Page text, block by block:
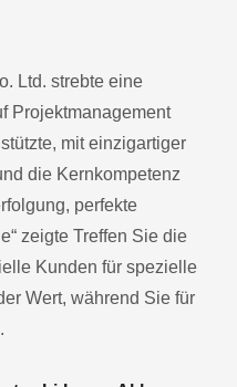
Ltd. strebte eine
Projektmanagement
mit einzigartiger
die Kernkompetenz
perfekte
zeigte Treffen Sie die
Kunden für spezielle
Wert, während Sie für